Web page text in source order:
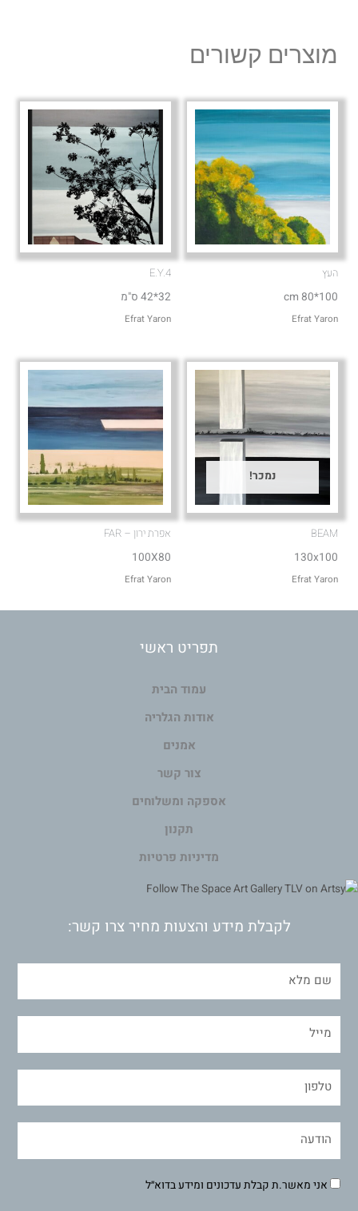
a
p
e
מוצרים קשורים
העץ
100*80 cm
Efrat Yaron
E.Y.4
32*42 ס"מ
Efrat Yaron
נמכר!
BEAM
130x100
Efrat Yaron
אפרת ירון – FAR
100X80
Efrat Yaron
תפריט ראשי
עמוד הבית
אודות הגלריה
אמנים
צור קשר
אספקה ומשלוחים
תקנון
מדיניות פרטיות
לקבלת מידע והצעות מחיר צרו קשר:
אני מאשר.ת קבלת עדכונים ומידע בדוא״ל